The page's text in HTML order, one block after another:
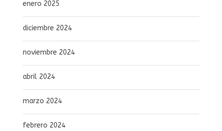
enero 2025
diciembre 2024
noviembre 2024
abril 2024
marzo 2024
febrero 2024